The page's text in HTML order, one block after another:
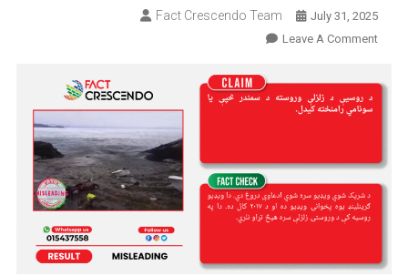
July 31, 2025
Fact Crescendo Team
Leave A Comment
On
څخه
د
ویډیو
د
روسیې
د
سونامي